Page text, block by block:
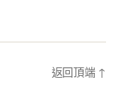
返回頂端 ↑